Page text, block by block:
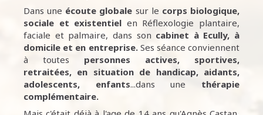
Dans une écoute globale sur le corps biologique,
sociale et existentiel en Réflexologie plantaire,
faciale et palmaire, dans son cabinet à Ecully, à
domicile et en entreprise.Ses séance conviennent
à toutes personnes
actives, sportives,
retraitées, en situation de handicap, aidants,
adolescents, enfants...dans une thérapie
complémentaire.